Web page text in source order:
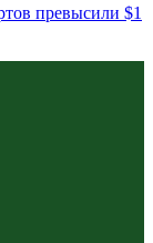
превысили $1